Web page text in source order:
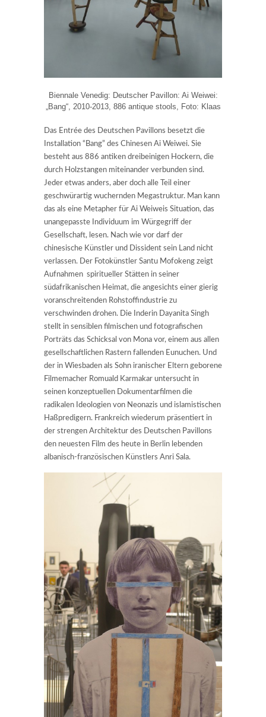
Biennale Venedig: Deutscher Pavillon: Ai Weiwei:
„Bang“, 2010-2013, 886 antique stools, Foto: Klaas
Das Entrée des Deutschen Pavillons besetzt die
Installation “Bang” des Chinesen Ai Weiwei. Sie
besteht aus 886 antiken dreibeinigen Hockern, die
durch Holzstangen miteinander verbunden sind.
Jeder etwas anders, aber doch alle Teil einer
geschwürartig wuchernden Megastruktur. Man kann
das als eine Metapher für Ai Weiweis Situation, das
unangepasste Individuum im Würgegriff der
Gesellschaft, lesen. Nach wie vor darf der
chinesische Künstler und Dissident sein Land nicht
verlassen. Der Fotokünstler Santu Mofokeng zeigt
Aufnahmen spiritueller Stätten in seiner
südafrikanischen Heimat, die angesichts einer gierig
voranschreitenden Rohstoffindustrie zu
verschwinden drohen. Die Inderin Dayanita Singh
stellt in sensiblen filmischen und fotografischen
Porträts das Schicksal von Mona vor, einem aus allen
gesellschaftlichen Rastern fallenden Eunuchen. Und
der in Wiesbaden als Sohn iranischer Eltern geborene
Filmemacher Romuald Karmakar untersucht in
seinen konzeptuellen Dokumentarfilmen die
radikalen Ideologien von Neonazis und islamistischen
Haßpredigern. Frankreich wiederum präsentiert in
der strengen Architektur des Deutschen Pavillons
den neuesten Film des heute in Berlin lebenden
albanisch-französischen Künstlers Anri Sala.